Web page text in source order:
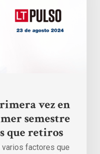
vez en
semestre
que retiros
varios factores que